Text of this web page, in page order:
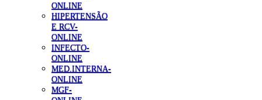
ONLINE
HIPERTENSÃO
E RCV-
ONLINE
INFECTO-
ONLINE
MED.INTERNA-
ONLINE
MGF-